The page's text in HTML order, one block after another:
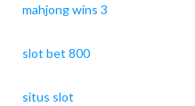
mahjong wins 3
slot bet 800
situs slot